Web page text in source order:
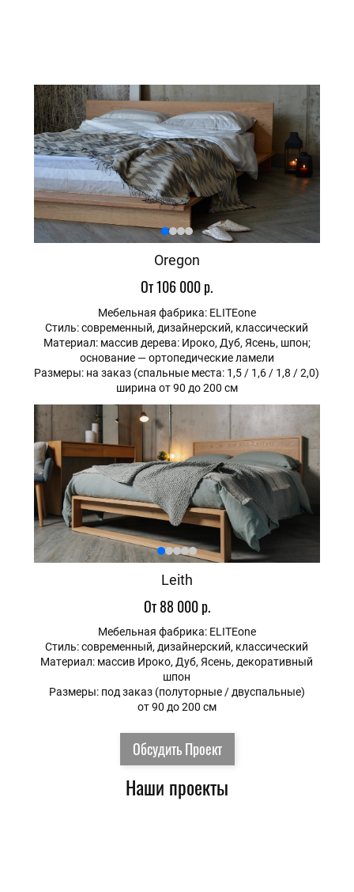
Oregon
От 106 000 р.
Мебельная фабрика: ELITEone
Стиль: современный, дизайнерский, классический
Материал: массив дерева: Ироко, Дуб, Ясень, шпон;
основание — ортопедические ламели
Размеры: на заказ (спальные места: 1,5 / 1,6 / 1,8 / 2,0)
ширина от 90 до 200 см
Leith
От 88 000 р.
Мебельная фабрика: ELITEone
Стиль: современный, дизайнерский, классический
Материал: массив Ироко, Дуб, Ясень, декоративный
шпон
Размеры: под заказ (полуторные / двуспальные)
от 90 до 200 см
Обсудить Проект
Наши проекты